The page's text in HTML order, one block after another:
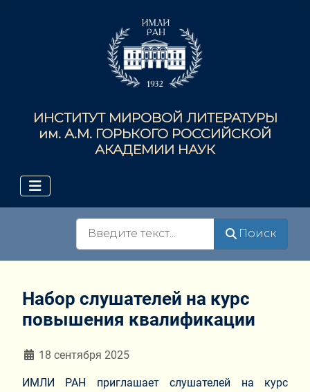
ИНСТИТУТ МИРОВОЙ ЛИТЕРАТУРЫ
им. А.М. ГОРЬКОГО РОССИЙСКОЙ
АКАДЕМИИ НАУК
Поиск
Набор слушателей на курс
повышения квалификации
Информация о материале
18 сентября 2025
ИМЛИ РАН приглашает слушателей на курс